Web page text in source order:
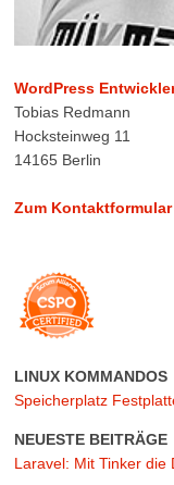
WordPress
Tobias Redmann
Hocksteinweg 11
14165 Berlin
Zum Kontaktformular
LINUX KOMMANDOS
Speicherplatz
NEUESTE BEITRÄGE
Laravel: Mit Tinker die